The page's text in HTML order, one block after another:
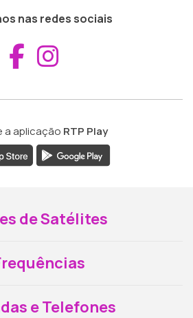
nas redes sociais
Aceder ao
a aplicação RTP Play
de Satélites
e Telefones